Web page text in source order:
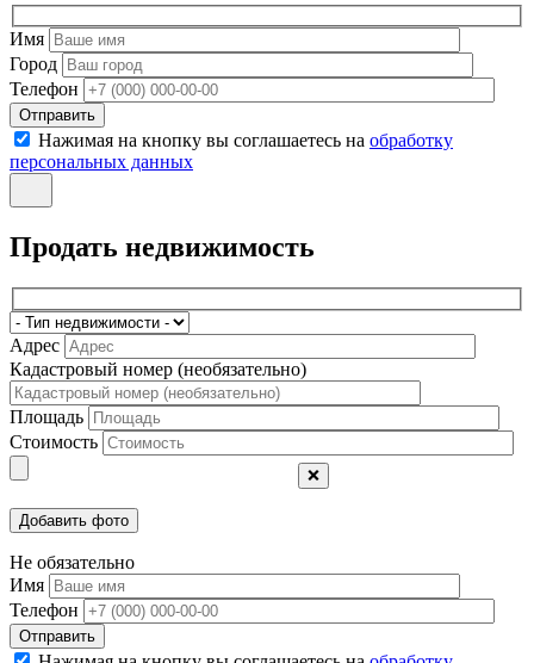
Имя
Город
Телефон
Отправить
Нажимая на кнопку вы соглашаетесь на обработку
персональных данных
Продать недвижимость
Адрес
Кадастровый номер (необязательно)
Площадь
Стоимость
❌
Не обязательно
Имя
Телефон
Отправить